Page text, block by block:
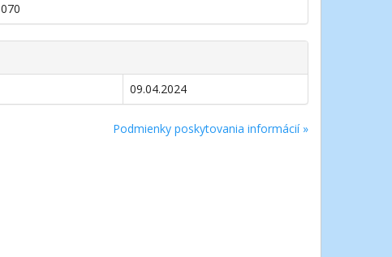
09.04.2024
Podmienky poskytovania informácií »